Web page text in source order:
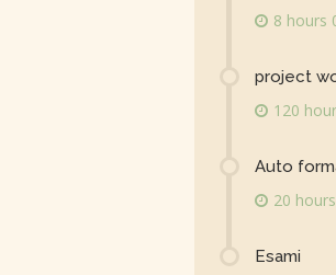
8 hours
project
120
Auto
20
Esami